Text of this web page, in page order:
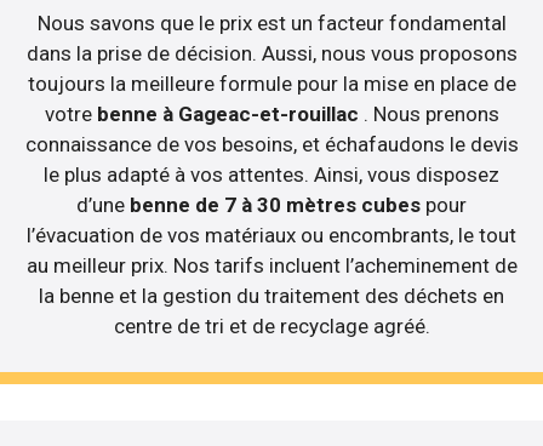
Nous savons que le prix est un facteur fondamental
dans la prise de décision. Aussi, nous vous proposons
toujours la meilleure formule pour la mise en place de
votre benne à Gageac-et-rouillac . Nous prenons
connaissance de vos besoins, et échafaudons le devis
le plus adapté à vos attentes. Ainsi, vous disposez
d’une benne de 7 à 30 mètres cubes pour
l’évacuation de vos matériaux ou encombrants, le tout
au meilleur prix. Nos tarifs incluent l’acheminement de
la benne et la gestion du traitement des déchets en
centre de tri et de recyclage agréé.